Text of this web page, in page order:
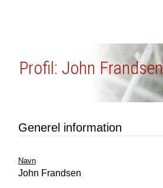
Profil: John Frandsen
Generel information
Navn
John Frandsen